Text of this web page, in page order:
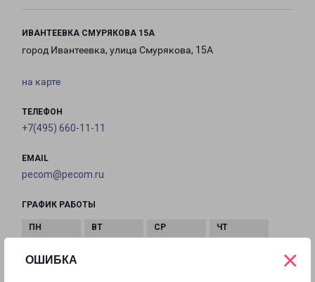
ОШИБКА ×
ИВАНТЕЕВКА СМУРЯКОВА 15А
город Ивантеевка, улица Смурякова, 15А
на карте
ТЕЛЕФОН
+7(495) 660-11-11
EMAIL
pecom@pecom.ru
ГРАФИК РАБОТЫ
22:00